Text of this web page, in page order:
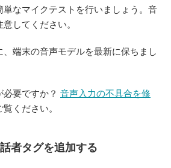
なマイクテストを行いましょう。音
してください。
、端末の音声モデルを最新に保ちまし
要ですか？ 音声入力の不具合を修
覧ください。
者タグを追加する